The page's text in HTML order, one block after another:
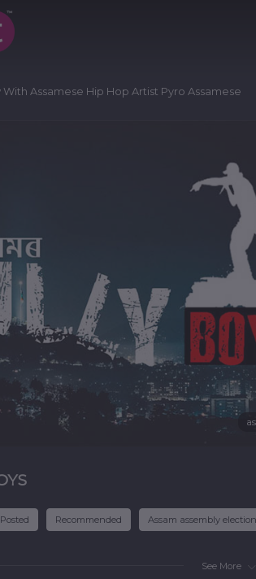
Assamese Hip Hop Artist Pyro Assamese
Recommended Assam assembly
See More